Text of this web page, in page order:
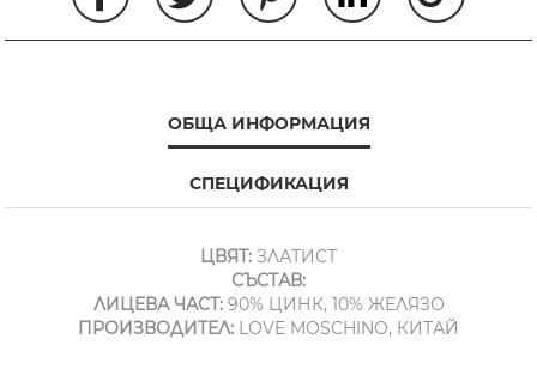
ОБЩА ИНФОРМАЦИЯ
СПЕЦИФИКАЦИЯ
ЦВЯТ: ЗЛАТИСТ
СЪСТАВ:
ЛИЦЕВА ЧАСТ:90% ЦИНК, 10% ЖЕЛЯЗО
ПРОИЗВОДИТЕЛ: LOVE MOSCHINO, КИТАЙ